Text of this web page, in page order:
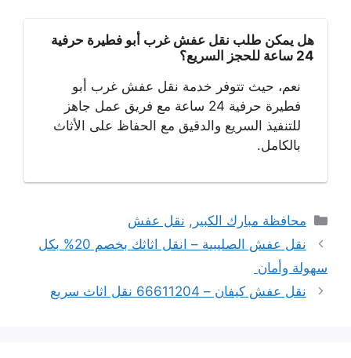
هل يمكن طلب نقل عفش غرب أبو فطيرة حرفية
نعم، حيث تتوفر خدمة نقل عفش غرب أبو
فطيرة حرفية 24 ساعة مع فريق عمل جاهز
للتنفيذ السريع والدقيق مع الحفاظ على الأثاث
بالكامل.
التصنيفات
محافظة مبارك الكبير,نقل عفش
نقل عفش الصليبية – انقل اثاثك بخصم 20% بكل
سهولة وأمان
نقل عفش كيفان – 66611204 نقل اثاث سريع